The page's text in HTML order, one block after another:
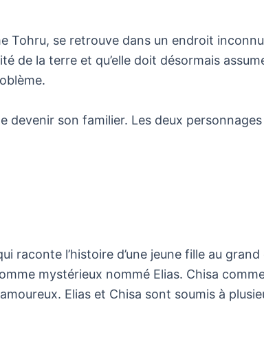
Tohru, se retrouve dans un endroit
de la terre et qu’elle doit désormais
devenir son familier. Les deux
raconte l’histoire d’une jeune fille au
mystérieux nommé Elias. Chisa
Elias et Chisa sont soumis à